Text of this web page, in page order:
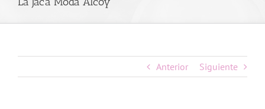
Anterior Siguiente